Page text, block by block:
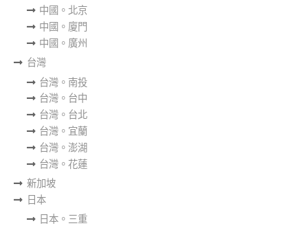
中國。北京
中國。廈門
中國。廣州
台灣
台灣。南投
台灣。台中
台灣。台北
台灣。宜蘭
台灣。澎湖
台灣。花蓮
新加坡
日本
日本。三重